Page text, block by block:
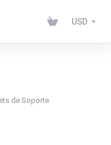
USD
de Soporte